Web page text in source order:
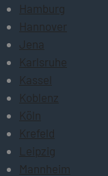
Hamburg
Hannover
Jena
Karlsruhe
Kassel
Koblenz
Köln
Krefeld
Leipzig
Mannheim